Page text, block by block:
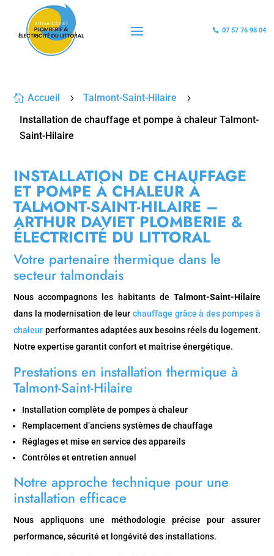
 07 57 76 98 04
 Accueil 5 Talmont-Saint-Hilaire 5
Installation de chauffage et pompe à chaleur Talmont-
Saint-Hilaire
INSTALLATION DE CHAUFFAGE
ET POMPE À CHALEUR À
TALMONT-SAINT-HILAIRE –
ARTHUR DAVIET PLOMBERIE &
ÉLECTRICITÉ DU LITTORAL
Votre partenaire thermique dans le
secteur talmondais
Nous accompagnons les habitants de Talmont-Saint-Hilaire
dans la modernisation de leur chauffage grâce à des pompes à
chaleur performantes adaptées aux besoins réels du logement.
Notre expertise garantit confort et maîtrise énergétique.
Prestations en installation thermique à
Talmont-Saint-Hilaire
Installation complète de pompes à chaleur
Remplacement d’anciens systèmes de chauffage
Réglages et mise en service des appareils
Contrôles et entretien annuel
Notre approche technique pour une
installation efficace
Nous appliquons une méthodologie précise pour assurer
performance, sécurité et longévité des installations.